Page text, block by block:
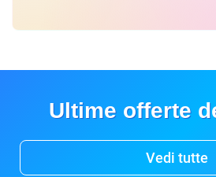
Ultime offerte
Vedi tutte